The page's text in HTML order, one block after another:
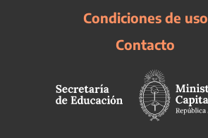
Condiciones de uso
Contacto